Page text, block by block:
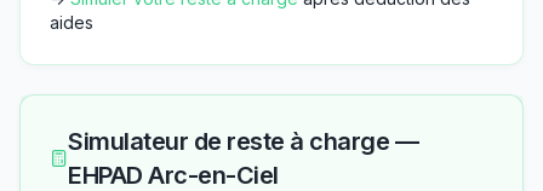
aides
Simulateur de reste à charge —
EHPAD Arc-en-Ciel